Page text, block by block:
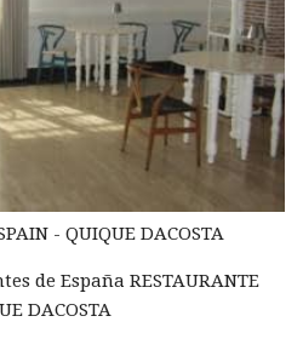
- QUIQUE DACOSTA
de España RESTAURANTE
DACOSTA